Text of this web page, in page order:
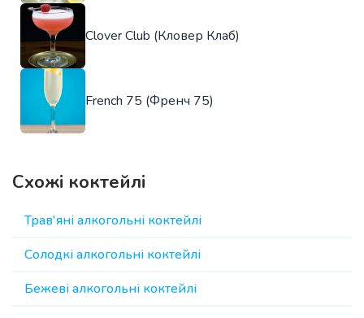
Clover Club (Кловер Клаб)
French 75 (Френч 75)
Схожі коктейлі
Трав'яні алкогольні коктейлі
Солодкі алкогольні коктейлі
Бежеві алкогольні коктейлі